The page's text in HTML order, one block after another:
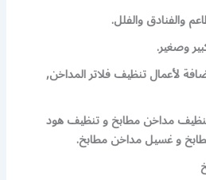
والفنادق والفلل.
وصغير.
لأعمال تنظيف فلاتر المداخن,
مداخن مطابخ و تنظيف هود
و غسيل مداخن مطابخ.